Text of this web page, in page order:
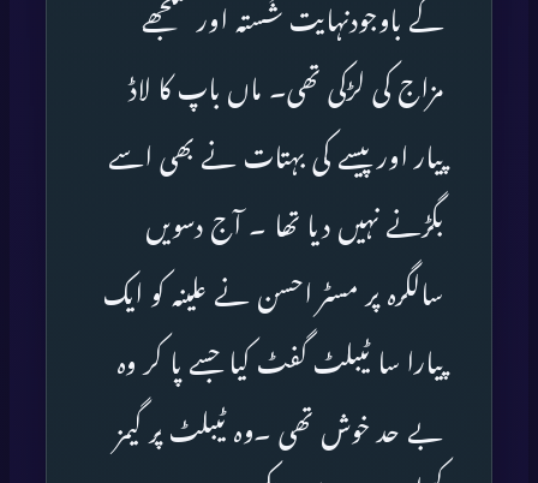
کے باوجودنہایت شُستہ اور سلجھے
مزاج کی لڑکی تھی۔ ماں باپ کا لاڈ
پیار اور پیسے کی بہتات نے بھی اسے
بگڑنے نہیں دیا تھا ۔ آج دسویں
سالگرہ پر مسٹر احسن نے علینہ کو ایک
پیارا سا ٹیبلٹ گفٹ کیا جسے پا کر وہ
بے حد خوش تھی ۔وہ ٹیبلٹ پر گیمز